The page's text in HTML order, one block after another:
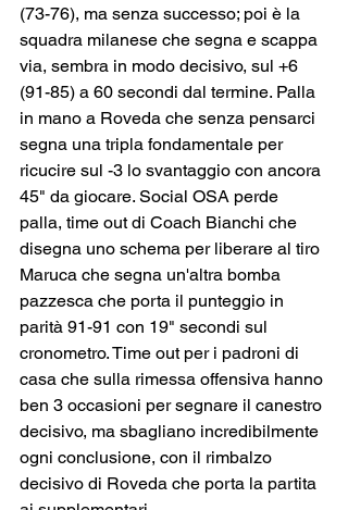
(73-76), ma senza successo; poi è la
squadra milanese che segna e scappa
via, sembra in modo decisivo, sul +6
(91-85) a 60 secondi dal termine. Palla
in mano a Roveda che senza pensarci
segna una tripla fondamentale per
ricucire sul -3 lo svantaggio con ancora
45" da giocare. Social OSA perde
palla, time out di Coach Bianchi che
disegna uno schema per liberare al tiro
Maruca che segna un'altra bomba
pazzesca che porta il punteggio in
parità 91-91 con 19" secondi sul
cronometro. Time out per i padroni di
casa che sulla rimessa offensiva hanno
ben 3 occasioni per segnare il canestro
decisivo, ma sbagliano incredibilmente
ogni conclusione, con il rimbalzo
decisivo di Roveda che porta la partita